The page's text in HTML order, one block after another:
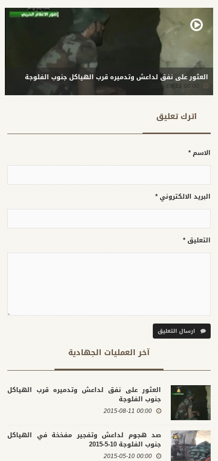
العثور على نفق لداعش وتدميره قرب الهياكل جنوب الفلوجة
00:00 2015-08-11
اترك تعلیق
الاسم *
البريد الالكتروني *
التعليق *
ارسال التعليق
آخر العملیات الجهادية
العثور على نفق لداعش وتدميره قرب الهياكل
جنوب الفلوجة
00:00 2015-08-11
صد هجوم لداعش وتفجير مفخخة في الهياكل
جنوب الفلوجة 10-5-2015
00:00 2015-05-10